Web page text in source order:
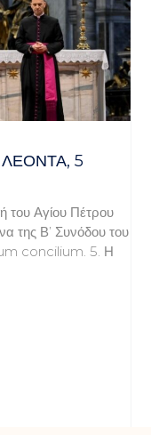
5
Αγίου Πέτρου
της Β’ Συνόδου του
concilium. 5. Η